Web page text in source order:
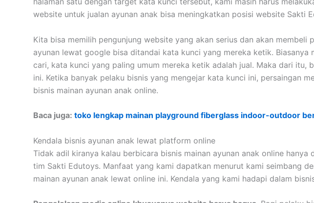
website untuk jualan ayunan anak bisa meningkatkan posisi website Sakti
Kita bisa memilih pengunjung website yang akan serius dan akan
ayunan lewat google bisa ditandai kata kunci yang mereka ketik.
cari, kata kunci yang paling umum mereka ketik adalah jual. Maka dari
ini. Ketika banyak pelaku bisnis yang mengejar kata kunci ini, persaingan
bisnis mainan ayunan anak online.
Baca juga: toko lengkap mainan playground fiberglass indoor-outdoor
Kendala bisnis ayunan anak lewat platform online
Tidak adil kiranya kalau berbicara bisnis mainan ayunan anak online
tim Sakti Edutoys. Manfaat yang kami dapatkan menurut kami seimbang
mainan ayunan anak lewat online ini. Kendala yang kami hadapi dalam